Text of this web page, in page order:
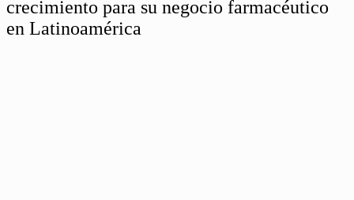
crecimiento para su negocio farmacéutico
en Latinoamérica